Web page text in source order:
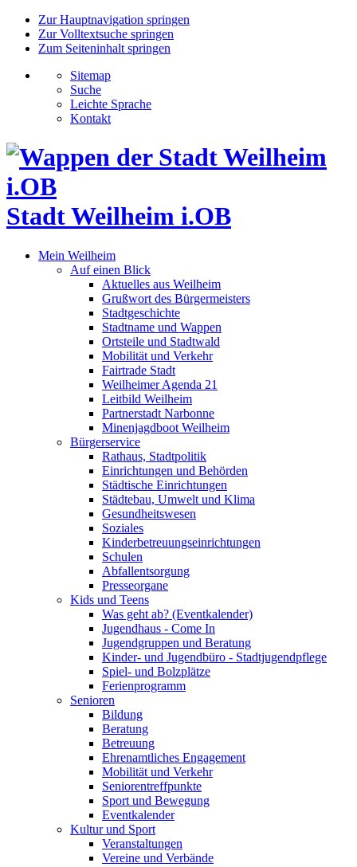
Zur Hauptnavigation springen
Zur Volltextsuche springen
Zum Seiteninhalt springen
Sitemap
Suche
Leichte Sprache
Kontakt
Stadt Weilheim i.OB
Mein Weilheim
Auf einen Blick
Aktuelles aus Weilheim
Grußwort des Bürgermeisters
Stadtgeschichte
Stadtname und Wappen
Ortsteile und Stadtwald
Mobilität und Verkehr
Fairtrade Stadt
Weilheimer Agenda 21
Leitbild Weilheim
Partnerstadt Narbonne
Minenjagdboot Weilheim
Bürgerservice
Rathaus, Stadtpolitik
Einrichtungen und Behörden
Städtische Einrichtungen
Städtebau, Umwelt und Klima
Gesundheitswesen
Soziales
Kinderbetreuungseinrichtungen
Schulen
Abfallentsorgung
Presseorgane
Kids und Teens
Was geht ab? (Eventkalender)
Jugendhaus - Come In
Jugendgruppen und Beratung
Kinder- und Jugendbüro - Stadtjugendpflege
Spiel- und Bolzplätze
Ferienprogramm
Senioren
Bildung
Beratung
Betreuung
Ehrenamtliches Engagement
Mobilität und Verkehr
Seniorentreffpunkte
Sport und Bewegung
Eventkalender
Kultur und Sport
Veranstaltungen
Vereine und Verbände